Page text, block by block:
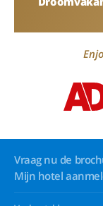
Vraag nu de
Mijn hotel